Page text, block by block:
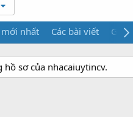
nhất Các bài viết Giới
sơ của nhacaiuytincv.